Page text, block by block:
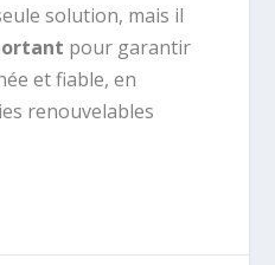
solution, mais il
pour garantir
et fiable, en
renouvelables